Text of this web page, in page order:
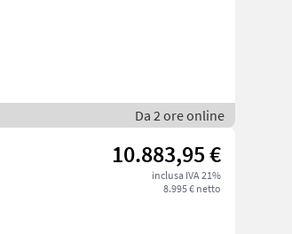
Da 2 ore online
10.883,95 €
inclusa IVA 21%
8.995 € netto